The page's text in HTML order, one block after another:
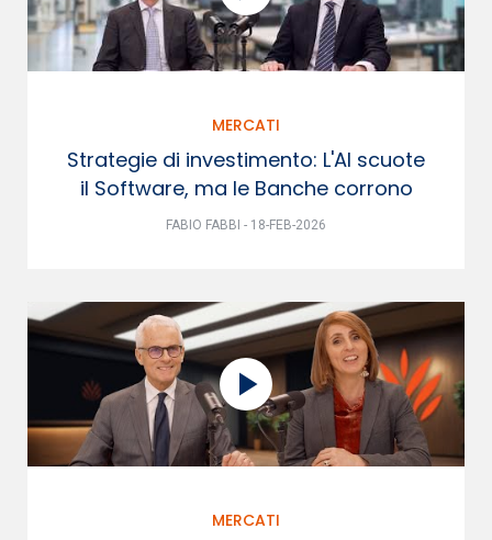
MERCATI
Strategie di investimento: L'AI scuote
il Software, ma le Banche corrono
FABIO FABBI - 18-FEB-2026
MERCATI